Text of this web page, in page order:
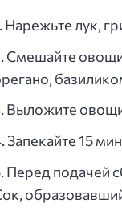
Нарежьте лук,
Смешайте
Выложите
Запекайте 15
Перед подачей